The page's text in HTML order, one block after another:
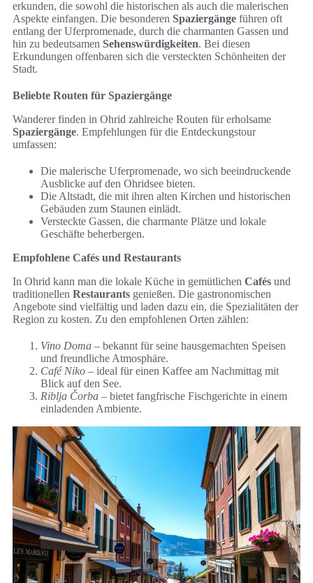
erkunden, die sowohl die historischen als auch die malerischen
Aspekte einfangen. Die besonderen Spaziergänge führen oft
entlang der Uferpromenade, durch die charmanten Gassen und
hin zu bedeutsamen Sehenswürdigkeiten. Bei diesen
Erkundungen offenbaren sich die versteckten Schönheiten der
Stadt.
Beliebte Routen für Spaziergänge
Wanderer finden in Ohrid zahlreiche Routen für erholsame
Spaziergänge. Empfehlungen für die Entdeckungstour
umfassen:
Die malerische Uferpromenade, wo sich beeindruckende
Ausblicke auf den Ohridsee bieten.
Die Altstadt, die mit ihren alten Kirchen und historischen
Gebäuden zum Staunen einlädt.
Versteckte Gassen, die charmante Plätze und lokale
Geschäfte beherbergen.
Empfohlene Cafés und Restaurants
In Ohrid kann man die lokale Küche in gemütlichen Cafés und
traditionellen Restaurants genießen. Die gastronomischen
Angebote sind vielfältig und laden dazu ein, die Spezialitäten der
Region zu kosten. Zu den empfohlenen Orten zählen:
Vino Doma – bekannt für seine hausgemachten Speisen
und freundliche Atmosphäre.
Café Niko – ideal für einen Kaffee am Nachmittag mit
Blick auf den See.
Riblja Čorba – bietet fangfrische Fischgerichte in einem
einladenden Ambiente.